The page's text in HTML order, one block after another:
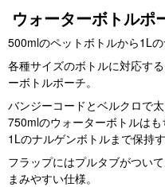
ウォーターボトルポ
500mlのペットボトルから1L
各種サイズのボトルに対応す
ーボトルポーチ。
バンジーコードとベルクロで
750mlのウォーターボトルは
1Lのナルゲンボトルまで保持
フラップにはプルタブがつい
まみやすい仕様。